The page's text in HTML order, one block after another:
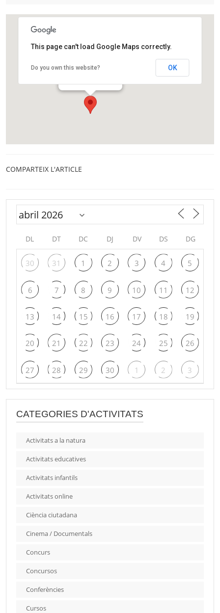
Fundació CRAM
Passeig de la platja 30
This page can't load Google Maps correctly.
Do you own this website? OK
COMPARTEIX L'ARTICLE
DL DT DC DJ DV DS DG
30 31 1 2 3 4 5
6 7 8 9 10 11 12
13 14 15 16 17 18 19
20 21 22 23 24 25 26
27 28 29 30 1 2 3
CATEGORIES D'ACTIVITATS
Activitats a la natura
Activitats educatives
Activitats infantils
Activitats online
Ciència ciutadana
Cinema / Documentals
Concurs
Concursos
Conferències
Cursos